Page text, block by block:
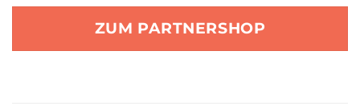
ZUM PARTNERSHOP